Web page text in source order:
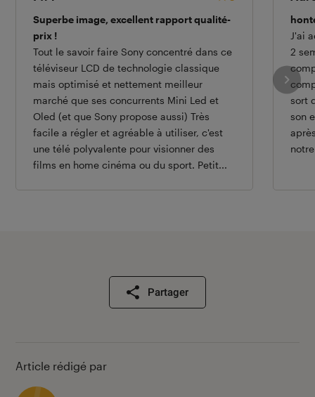
Superbe image, excellent rapport qualité-
prix !
Tout le savoir faire Sony concentré dans ce
téléviseur LCD de technologie classique
mais optimisé et nettement meilleur
marché que ses concurrents Mini Led et
Oled (et que Sony propose aussi) Très
facile a régler et agréable à utiliser, c'est
une télé polyvalente pour visionner des
films en home cinéma ou du sport. Petit...
J'ai
2
sort
son
Partager
Article rédigé par